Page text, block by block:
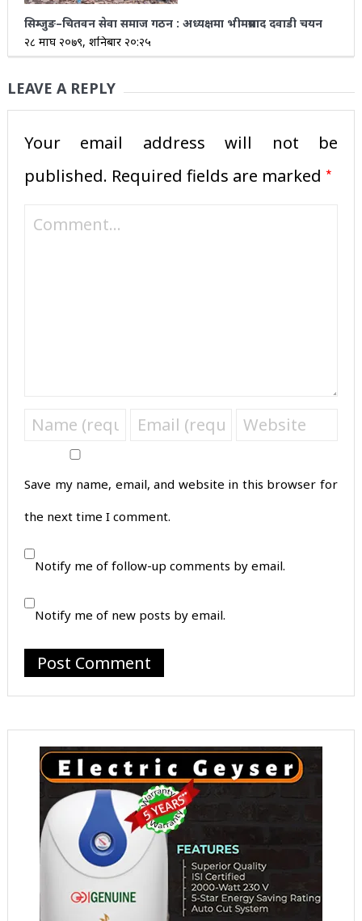
सिम्जुङ–चितवन सेवा समाज गठन : अध्यक्षमा भीमप्रसाद दवाडी चयन
२८ माघ २०७९, शनिबार २०:२५
LEAVE A REPLY
Your email address will not be
published. Required fields are marked *
Save my name, email, and website in this browser for
the next time I comment.
Notify me of follow-up comments by email.
Notify me of new posts by email.